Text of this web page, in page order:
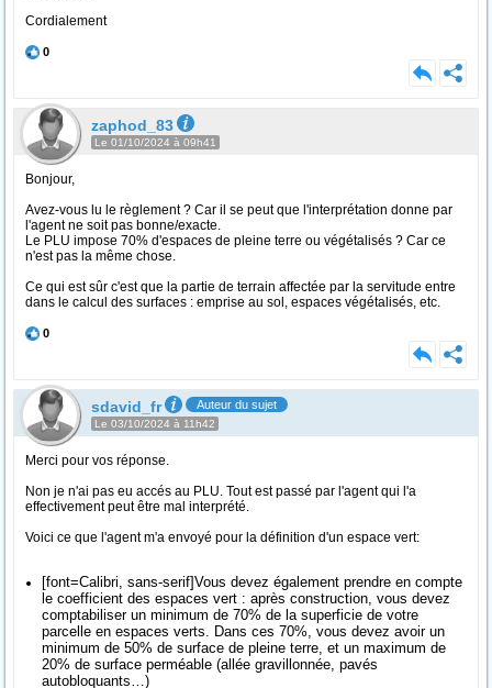
Cordialement
0
zaphod_83
Le 01/10/2024 à 09h41
Bonjour,
Avez-vous lu le règlement ? Car il se peut que l'interprétation donne par
l'agent ne soit pas bonne/exacte.
Le PLU impose 70% d'espaces de pleine terre ou végétalisés ? Car ce
n'est pas la même chose.
Ce qui est sûr c'est que la partie de terrain affectée par la servitude entre
dans le calcul des surfaces : emprise au sol, espaces végétalisés, etc.
0
sdavid_fr Auteur du sujet
Le 03/10/2024 à 11h42
Merci pour vos réponse.
Non je n'ai pas eu accés au PLU. Tout est passé par l'agent qui l'a
effectivement peut être mal interprété.
Voici ce que l'agent m'a envoyé pour la définition d'un espace vert:
[font=Calibri, sans-serif]Vous devez également prendre en compte
le coefficient des espaces vert : après construction, vous devez
comptabiliser un minimum de 70% de la superficie de votre
parcelle en espaces verts. Dans ces 70%, vous devez avoir un
minimum de 50% de surface de pleine terre, et un maximum de
20% de surface perméable (allée gravillonnée, pavés
autobloquants…)